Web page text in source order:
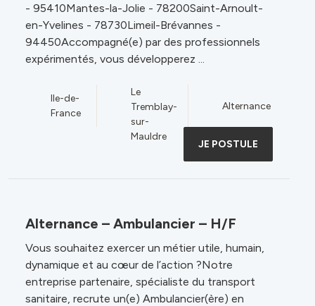
- 95410Mantes-la-Jolie - 78200Saint-Arnoult-
en-Yvelines - 78730Limeil-Brévannes -
94450Accompagné(e) par des professionnels
expérimentés, vous développerez ...
Ile-de-
France
Le
Tremblay-
sur-
Mauldre
Alternance
JE POSTULE
Alternance – Ambulancier – H/F
Vous souhaitez exercer un métier utile, humain,
dynamique et au cœur de l’action ?Notre
entreprise partenaire, spécialiste du transport
sanitaire, recrute un(e) Ambulancier(ère) en